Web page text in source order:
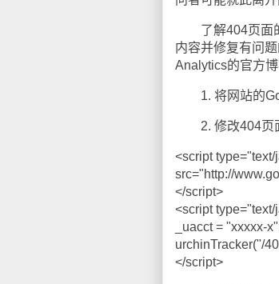
了解404页面的
内容并修复有问
Analytics的官方
1. 将网站的
2. 修改404页面
<script type="text/
src="http://
</script>
<script
_uacct = "xxxxx-
urchinTracker("/
</script>